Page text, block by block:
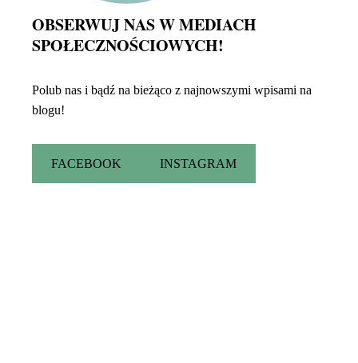
OBSERWUJ NAS W MEDIACH
SPOŁECZNOŚCIOWYCH!
Polub nas i bądź na bieżąco z najnowszymi wpisami na
blogu!
FACEBOOK INSTAGRAM